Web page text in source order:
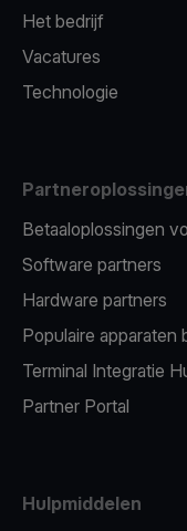
Het bedrijf
Vacatures
Technologie
Betaaloplossingen
Software partners
Hardware partners
Populaire apparaten
Terminal Integratie
Partner Portal
Hulpmiddelen